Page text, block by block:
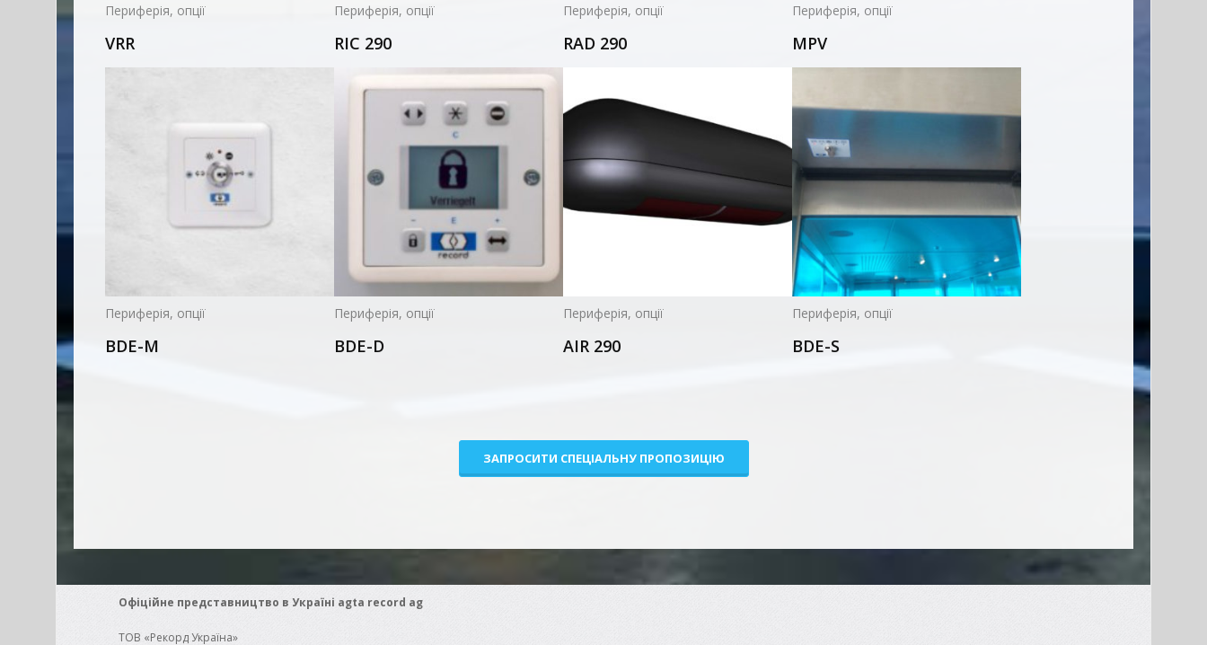
Периферія, опції
VRR
Периферія, опції
RIC 290
Периферія, опції
RAD 290
Периферія, опції
MPV
Периферія, опції
BDE-M
Периферія, опції
BDE-D
Периферія, опції
AIR 290
Периферія, опції
BDE-S
ЗАПРОСИТИ СПЕЦIАЛЬНУ ПРОПОЗИЦIЮ
Офіційне представництво в Україні agta record ag
ТОВ «Рекорд Україна»